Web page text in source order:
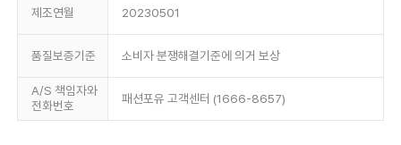
제조연월 20230501
품질보증기준 소비자 분쟁해결기준에 의거 보상
A/S 책임자와
전화번호
패션포유 고객센터 (1666-8657)